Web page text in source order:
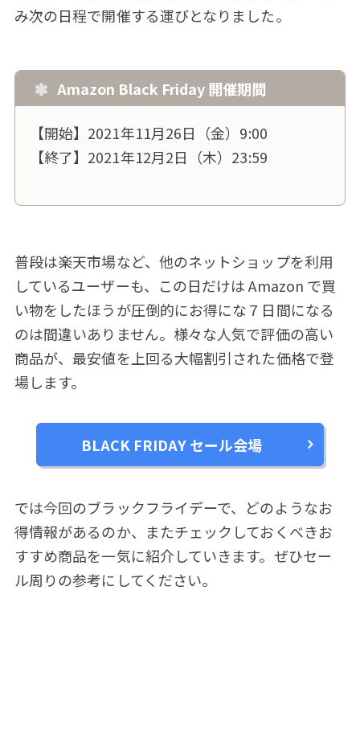
み次の日程で開催する運びとなりました。
Amazon Black Friday 開催期間
【開始】2021年11月26日（金）9:00
【終了】2021年12月2日（木）23:59
普段は楽天市場など、他のネットショップを利用
しているユーザーも、この日だけは Amazon で買
い物をしたほうが圧倒的にお得にな７日間になる
のは間違いありません。様々な人気で評価の高い
商品が、最安値を上回る大幅割引された価格で登
場します。
BLACK FRIDAY セール会場
では今回のブラックフライデーで、どのようなお
得情報があるのか、またチェックしておくべきお
すすめ商品を一気に紹介していきます。ぜひセー
ル周りの参考にしてください。